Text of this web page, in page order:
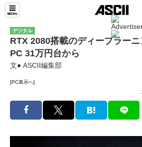
デジタル
RTX 2080搭載のディープラー
PC 31万円台から
文● ASCII編集部
[PC表示へ]